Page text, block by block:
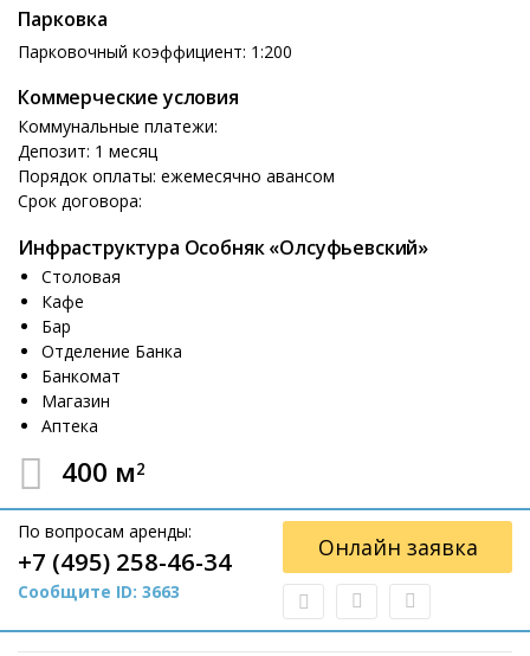
Парковка
Парковочный коэффициент: 1:200
Коммерческие условия
Коммунальные платежи:
Депозит: 1 месяц
Порядок оплаты: ежемесячно авансом
Срок договора:
Инфраструктура Особняк «Олсуфьевский»
Столовая
Кафе
Бар
Отделение Банка
Банкомат
Магазин
Аптека
400 м2
По вопросам аренды:
+7 (495) 258-46-34
Сообщите ID: 3663
Онлайн заявка